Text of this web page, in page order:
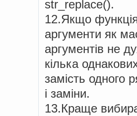
str_replace().
12.Якщо
аргументи як
аргументів не
кілька
замість одного
і заміни.
13.Краще